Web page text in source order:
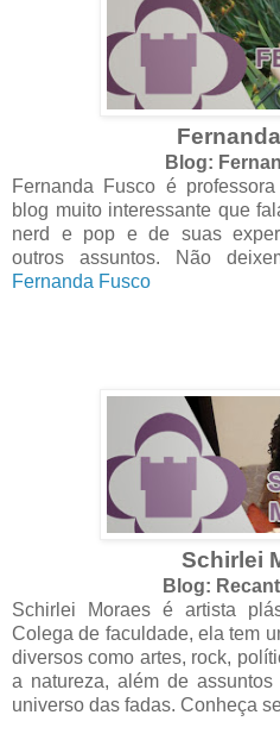
Blog:
Fernanda Fusco é
blog muito interessante que
nerd e pop e de suas
outros assuntos. Não
Fernanda Fusco
Schirlei
Blog:
Schirlei Moraes é artista
Colega de faculdade, ela tem
diversos como artes, rock,
a natureza, além de
universo das fadas. Conheça